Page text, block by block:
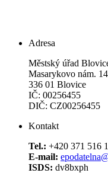
Adresa
Městský úřad
Masarykovo nám.
336 01 Blovice
IČ: 00256455
DIČ: CZ00256455
Kontakt
Tel.: +420 371 516
E-mail:
ISDS: dv8bxph